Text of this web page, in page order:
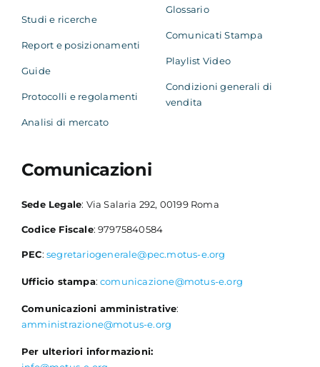
Studi e ricerche
Report e posizionamenti
Guide
Protocolli e regolamenti
Analisi di mercato
Glossario
Comunicati Stampa
Playlist Video
Condizioni generali di
vendita
Comunicazioni
Sede Legale: Via Salaria 292, 00199 Roma
Codice Fiscale: 97975840584
PEC: segretariogenerale@pec.motus-e.org
Ufficio stampa:comunicazione@motus-e.org
Comunicazioni amministrative:
amministrazione@motus-e.org
Per ulteriori informazioni: